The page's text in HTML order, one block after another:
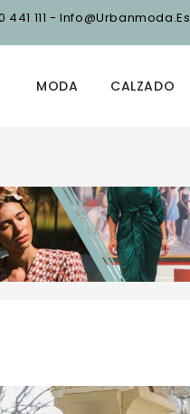
111 - Info@urbanmoda.es
MODA CALZADO